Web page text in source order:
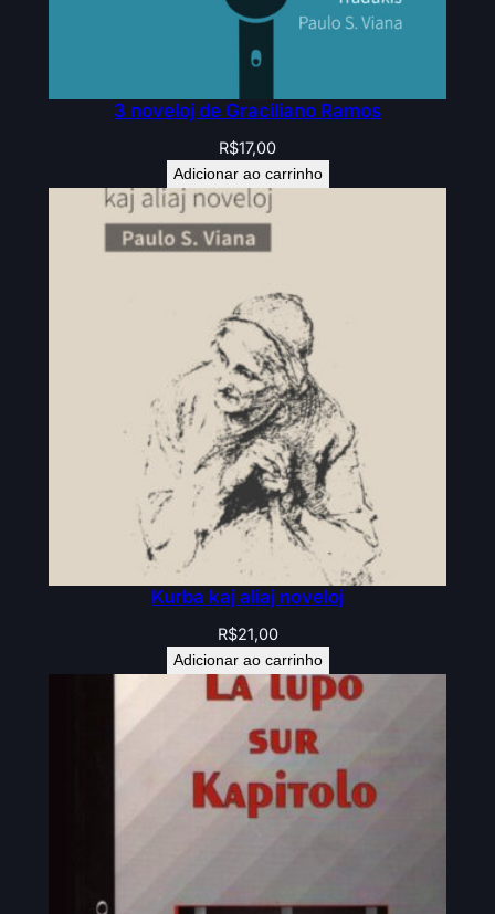
3 noveloj de Graciliano Ramos
R$17,00
Adicionar ao carrinho
Kurba kaj aliaj noveloj
R$21,00
Adicionar ao carrinho